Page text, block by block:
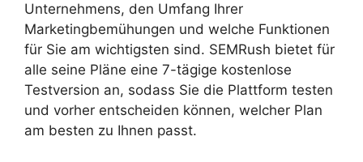
Unternehmens, den Umfang Ihrer
Marketingbemühungen und welche Funktionen
für Sie am wichtigsten sind. SEMRush bietet für
alle seine Pläne eine 7-tägige kostenlose
Testversion an, sodass Sie die Plattform testen
und vorher entscheiden können, welcher Plan
am besten zu Ihnen passt.